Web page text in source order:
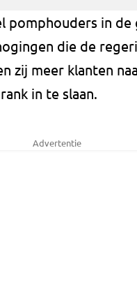
pomphouders in
die de
zij meer klanten
in te slaan.
Advertentie